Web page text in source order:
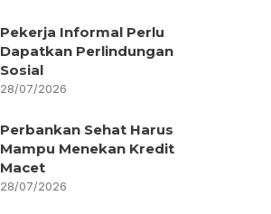
Pekerja Informal Perlu
Dapatkan Perlindungan
Sosial
28/07/2026
Perbankan Sehat Harus
Mampu Menekan Kredit
Macet
28/07/2026